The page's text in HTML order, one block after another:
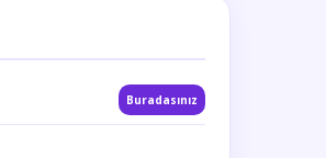
Buradasınız